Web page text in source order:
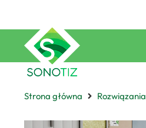
Strona główna Rozwiązania